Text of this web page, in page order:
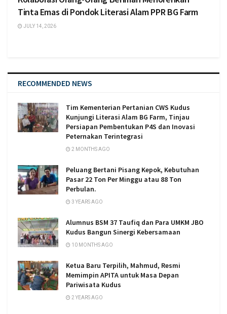
Tinta Emas di Pondok Literasi Alam PPR BG Farm
JULY 14, 2026
RECOMMENDED NEWS
Tim Kementerian Pertanian CWS Kudus
Kunjungi Literasi Alam BG Farm, Tinjau
Persiapan Pembentukan P4S dan Inovasi
Peternakan Terintegrasi
2 MONTHS AGO
Peluang Bertani Pisang Kepok, Kebutuhan
Pasar 22 Ton Per Minggu atau 88 Ton
Perbulan.
3 YEARS AGO
Alumnus BSM 37 Taufiq dan Para UMKM JBO
Kudus Bangun Sinergi Kebersamaan
10 MONTHS AGO
Ketua Baru Terpilih, Mahmud, Resmi
Memimpin APITA untuk Masa Depan
Pariwisata Kudus
2 YEARS AGO